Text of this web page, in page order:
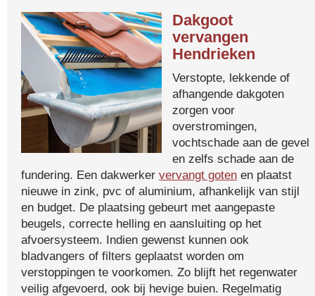
Dakgoot
vervangen
Hendrieken
Verstopte, lekkende of
afhangende dakgoten
zorgen voor
overstromingen,
vochtschade aan de gevel
en zelfs schade aan de
fundering. Een dakwerker vervangt goten en plaatst
nieuwe in zink, pvc of aluminium, afhankelijk van stijl
en budget. De plaatsing gebeurt met aangepaste
beugels, correcte helling en aansluiting op het
afvoersysteem. Indien gewenst kunnen ook
bladvangers of filters geplaatst worden om
verstoppingen te voorkomen. Zo blijft het regenwater
veilig afgevoerd, ook bij hevige buien. Regelmatig